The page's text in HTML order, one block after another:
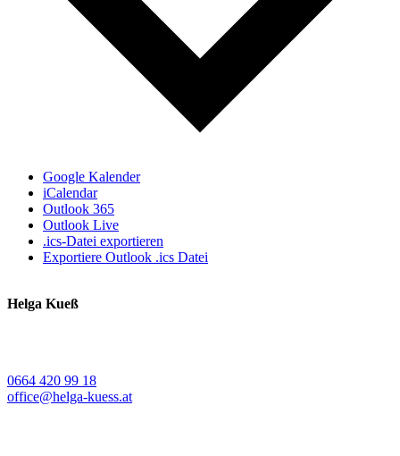
Google Kalender
iCalendar
Outlook 365
Outlook Live
.ics-Datei exportieren
Exportiere Outlook .ics Datei
Helga Kueß
0664 420 99 18
office@helga-kuess.at